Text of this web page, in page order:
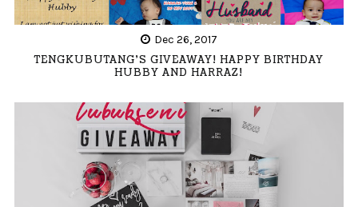
Dec 26, 2017
TENGKUBUTANG'S GIVEAWAY! HAPPY BIRTHDAY
HUBBY AND HARRAZ!